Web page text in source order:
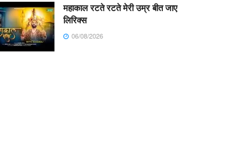
महाकाल रटते रटते मेरी उम्र बीत जाए
लिरिक्स
06/08/2026